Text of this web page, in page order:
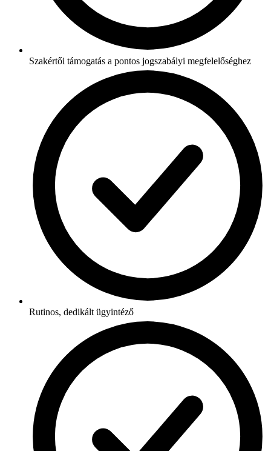
Szakértői támogatás a pontos jogszabályi megfelelőséghez
Rutinos, dedikált ügyintéző